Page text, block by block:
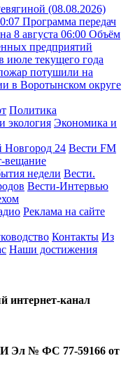
(08.08.2026)
Программа передач
8 августа 06:00 Объём
предприятий
июле текущего года
потушили на
в Воротынском округе
Политика
экология Экономика и
24 Вести FM
вещание
недели Вести.
Вести-Интервью
Реклама на сайте
Контакты Из
Наши достижения
интернет-канал
Эл № ФС 77-59166 от